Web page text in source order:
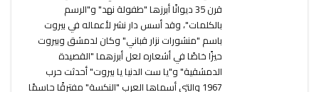
قرن 35 ديوانًا أبرزها "طفولة نهد" و"الرسم
بالكلمات"، وقد أسس دار نشر لأعماله في بيروت
باسم "منشورات نزار قباني" وكان لدمشق وبيروت
حيزًا خاصًا في أشعاره لعل أبرزهما "القصيدة
الدمشقية" و"يا ست الدنيا يا بيروت" أحدثت حرب
1967 والتي أسماها العرب "النكسة" مفترقًا حاسمًا